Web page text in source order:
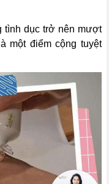
tình dục trở nên mượt
một điểm cộng tuyệt